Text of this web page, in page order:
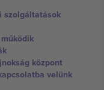
szolgáltatások
központ
velünk